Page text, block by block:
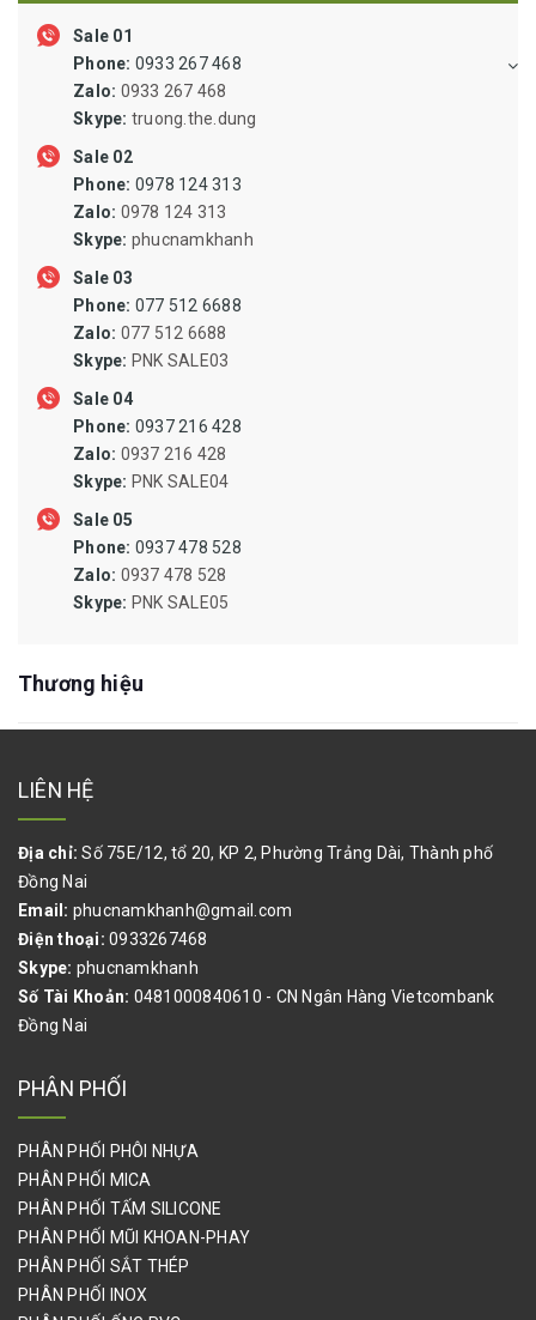
KHỚP NỐI NHÔNG SÊN BĂNG TẢI PULLY
ỐNG THỦY LỰC, ỐNG SIPHON, ỐNG RUỘT GÀ LÕI THÉP, ỐNG
MỀM INOX DẪN DUNG DỊCH
VẬT TƯ VAN ĐƯỜNG ỐNG, MẶT BÍCH
VẬT TƯ BẢO HỘ LAO ĐỘNG
QUẠT CÔNG NGHIỆP, QUẠT LY TÂM
SIN PHỐT, PHỐT CHỊU NHIỆT, ORING CHỊU NHIỆT
NAM CHÂM DẠNG THANH, NAM CHÂM DẠNG CUỘN, NAM
CHÂM DẠNG ỐNG
MŨI KHOAN TARO DOA PHAY TIỆN MÀI DŨA MŨI VÍT ĐẦU
MĂNG RANH
MÁY KHOAN, MÁY PHAY, MÁY MÀI, MÁY CHÀ NHÁM, MÁY BẮT
ỐC VÍT
ĐÁ CẮT,MÀI,CÀ LEM,NHÁM NỈ ĐÁNH BÓNG,BÁNH CHÉN CƯỚC
TÚI PE,BAO BÌ KRAFT,VẢI BỐ,THÙNG CARTON
BÌNH ẮC QUY, BÌNH ĐIỆN, BÌNH SẠC, BÌNH ỔN ÁP
DẦU NHỚT CÔNG NGHIỆP
QUE HÀN, VẬT TƯ HÀN
VẬT TƯ NGŨ KIM NGÀNH GỖ
PALLET, GỖ VÁN CÔNG NGHIỆP
PHỤ KIỆN KHỚP NỐI HJ, ỐNG THÉP BỌC NHỰA HÀN QUỐC
SƠN NƯỚC,SƠN DẦU,SƠN CHỐNG THẤM,SƠN NỀN EPOXY,GIA
CÔNG SƠN HẤP NHIỆT
Sale 01
Phone: 0933 267 468
Zalo: 0933 267 468
Skype: truong.the.dung
Sale 02
Phone: 0978 124 313
Zalo: 0978 124 313
Skype: phucnamkhanh
Sale 03
Phone: 077 512 6688
Zalo: 077 512 6688
Skype: PNK SALE03
Sale 04
Phone: 0937 216 428
Zalo: 0937 216 428
Skype: PNK SALE04
Sale 05
Phone: 0937 478 528
Zalo: 0937 478 528
Skype: PNK SALE05
Thương hiệu
LIÊN HỆ
Địa chỉ: Số 75E/12, tổ 20, KP 2, Phường Trảng Dài, Thành phố
Đồng Nai
Email: phucnamkhanh@gmail.com
Điện thoại: 0933267468
Skype: phucnamkhanh
Số Tài Khoản: 0481000840610 - CN Ngân Hàng Vietcombank
Đồng Nai
PHÂN PHỐI
PHÂN PHỐI PHÔI NHỰA
PHÂN PHỐI MICA
PHÂN PHỐI TẤM SILICONE
PHÂN PHỐI MŨI KHOAN-PHAY
PHÂN PHỐI SẮT THÉP
PHÂN PHỐI INOX